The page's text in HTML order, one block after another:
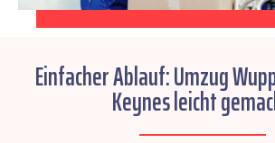
Einfacher Ablauf: Umzug
Keynes leicht